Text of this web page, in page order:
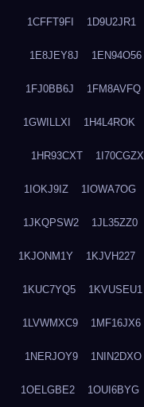
1CFFT9FI 1D9U2JR1
1E8JEY8J 1EN94O56
1FJ0BB6J 1FM8AVFQ
1GWILLXI 1H4L4ROK
1HR93CXT 1I70CGZX
1IOKJ9IZ 1IOWA7OG
1JKQPSW2 1JL35ZZ0
1KJONM1Y 1KJVH227
1KUC7YQ5 1KVUSEU1
1LVWMXC9 1MF16JX6
1NERJOY9 1NIN2DXO
1OELGBE2 1OUI6BYG